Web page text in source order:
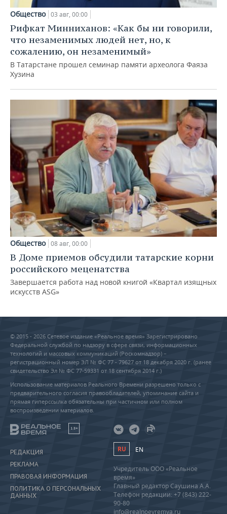
Общество 03 авг, 00:00
Рифкат Минниханов: «Как бы ни говорили,
что незаменимых людей нет, но, к
сожалению, он незаменимый»
В Татарстане прошел семинар памяти археолога Фаяза
Хузина
Общество 08 авг, 00:00
В Доме приемов обсудили татарские корни
российского меценатства
Завершается работа над новой книгой «Квартал изящных
искусств ASG»
© 2015 - 2026 Сетевое издание «Реальное время» Зарегистрировано
Федеральной службой по надзору в сфере связи, информационных
технологий и массовых коммуникаций (Роскомнадзор) –
регистрационный номер ЭЛ № ФС 77 - 79627 от 18 декабря 2020 г. (ранее
свидетельство Эл № ФС 77-59331 от 18 сентября 2014 г.)
Использование материалов Реального Времени разрешено только с
предварительного согласия правообладателей, упоминание сайта и
прямая гиперссылка обязательны при частичном или полном
воспроизведении материалов.
18+
РЕДАКЦИЯ
РЕКЛАМА
ПРАВОВАЯ ИНФОРМАЦИЯ
ПОЛИТИКА О ПЕРСОНАЛЬНЫХ
ДАННЫХ
RU EN
Учредитель ООО «Реальное
время»
Главный редактор Саушина А.А.
Телефон редакции: +7 (843) 222-
90-80
info@realnoevremya.ru